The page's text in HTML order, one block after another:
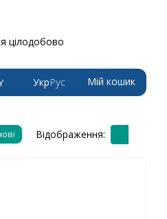
цілодобово
УкрРус Мій кошик
Відображення: